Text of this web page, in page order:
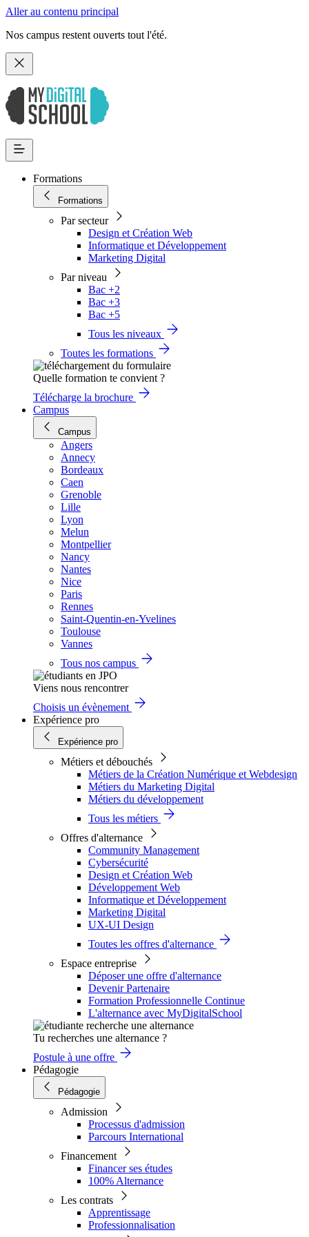
Aller au contenu principal
Nos campus restent ouverts tout l'été.
Formations
Formations
Par secteur
Design et Création Web
Informatique et Développement
Marketing Digital
Par niveau
Bac +2
Bac +3
Bac +5
Tous les niveaux
Toutes les formations
Quelle formation te convient ?
Télécharge la brochure
Campus
Campus
Angers
Annecy
Bordeaux
Caen
Grenoble
Lille
Lyon
Melun
Montpellier
Nancy
Nantes
Nice
Paris
Rennes
Saint-Quentin-en-Yvelines
Toulouse
Vannes
Tous nos campus
Viens nous rencontrer
Choisis un évènement
Expérience pro
Expérience pro
Métiers et débouchés
Métiers de la Création Numérique et Webdesign
Métiers du Marketing Digital
Métiers du développement
Tous les métiers
Offres d'alternance
Community Management
Cybersécurité
Design et Création Web
Développement Web
Informatique et Développement
Marketing Digital
UX-UI Design
Toutes les offres d'alternance
Espace entreprise
Déposer une offre d'alternance
Devenir Partenaire
Formation Professionnelle Continue
L'alternance avec MyDigitalSchool
Tu recherches une alternance ?
Postule à une offre
Pédagogie
Pédagogie
Admission
Processus d'admission
Parcours International
Financement
Financer ses études
100% Alternance
Les contrats
Apprentissage
Professionnalisation